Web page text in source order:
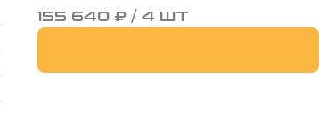
155 640 ₽ / 4 ШТ